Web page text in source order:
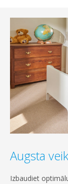
Augsta
Izbaudiet